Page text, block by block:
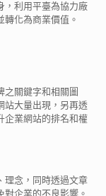
，利用平臺為協力廠
化為商業價值。
之關鍵字和相關圖
站大量出現，另再透
企業網站的排名和權
理念，同時透過文章
企業的不良影響。